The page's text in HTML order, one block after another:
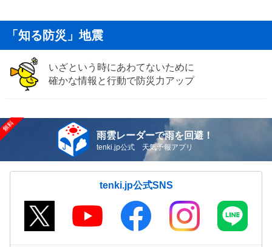
「知る防災」地震
いざという時にあわてないために
確かな情報と行動で防災力アップ
雨雲レーダーで雨を回避！
tenki.jp公式 天気予報アプリ
tenki.jp公式SNS